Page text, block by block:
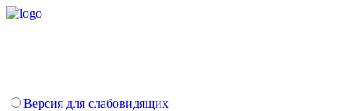
Версия для слабовидящих